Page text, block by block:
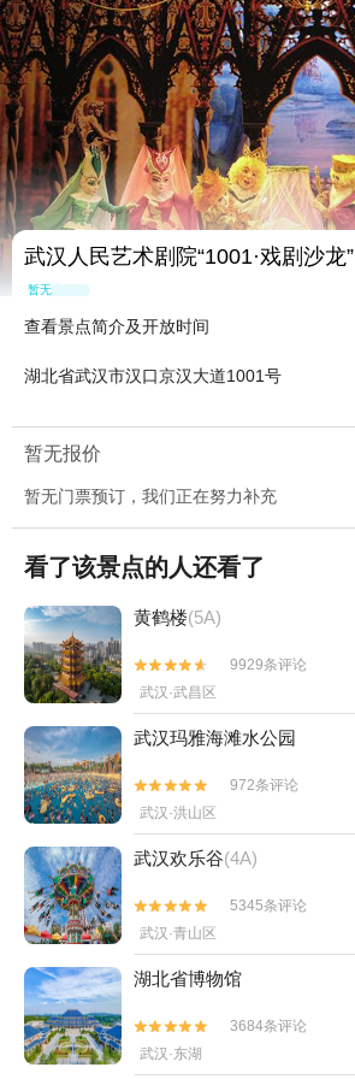
武汉人民艺术剧院“1001·戏剧沙龙”
暂无点评
查看景点简介及开放时间
湖北省武汉市汉口京汉大道1001号
暂无报价
暂无门票预订，我们正在努力补充
看了该景点的人还看了
黄鹤楼(5A)


9929条评论
武汉·武昌区
武汉玛雅海滩水公园


972条评论
武汉·洪山区
武汉欢乐谷(4A)


5345条评论
武汉·青山区
湖北省博物馆


3684条评论
武汉·东湖
